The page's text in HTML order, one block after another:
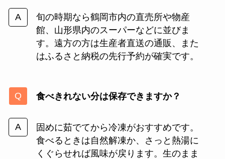
旬の時期なら鶴岡市内の直売所や物産
館、山形県内のスーパーなどに並びま
す。遠方の方は生産者直送の通販、また
はふるさと納税の先行予約が確実です。
食べきれない分は保存できますか？
固めに茹でてから冷凍がおすすめです。
食べるときは自然解凍か、さっと熱湯に
くぐらせれば風味が戻ります。生のまま